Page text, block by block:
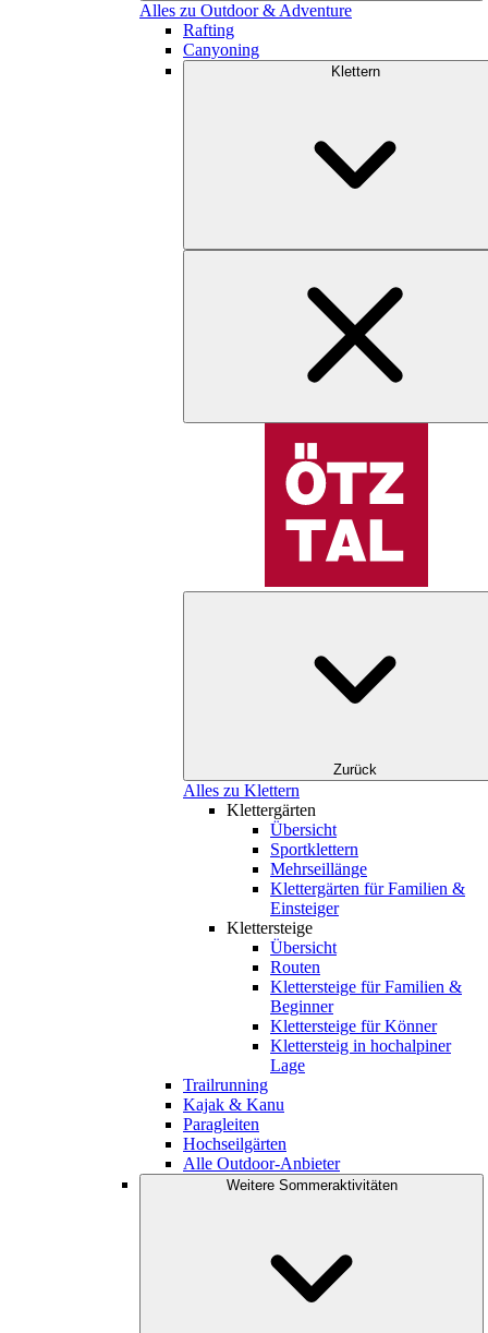
Alles zu Outdoor & Adventure
Rafting
Canyoning
Klettern
Zurück
Alles zu Klettern
Klettergärten
Übersicht
Sportklettern
Mehrseillänge
Klettergärten für Familien &
Einsteiger
Klettersteige
Übersicht
Routen
Klettersteige für Familien &
Beginner
Klettersteige für Könner
Klettersteig in hochalpiner
Lage
Trailrunning
Kajak & Kanu
Paragleiten
Hochseilgärten
Alle Outdoor-Anbieter
Weitere Sommeraktivitäten